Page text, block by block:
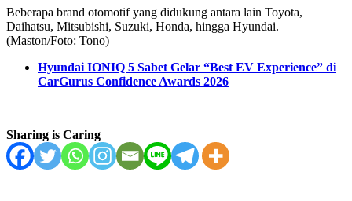
Beberapa brand otomotif yang didukung antara lain Toyota,
Daihatsu, Mitsubishi, Suzuki, Honda, hingga Hyundai.
(Maston/Foto: Tono)
Hyundai IONIQ 5 Sabet Gelar “Best EV Experience” di
CarGurus Confidence Awards 2026
Sharing is Caring